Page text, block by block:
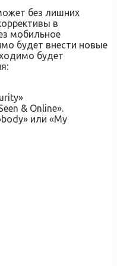
без лишних
в
мобильное
будет внести новые
будет
& Online».
или «My